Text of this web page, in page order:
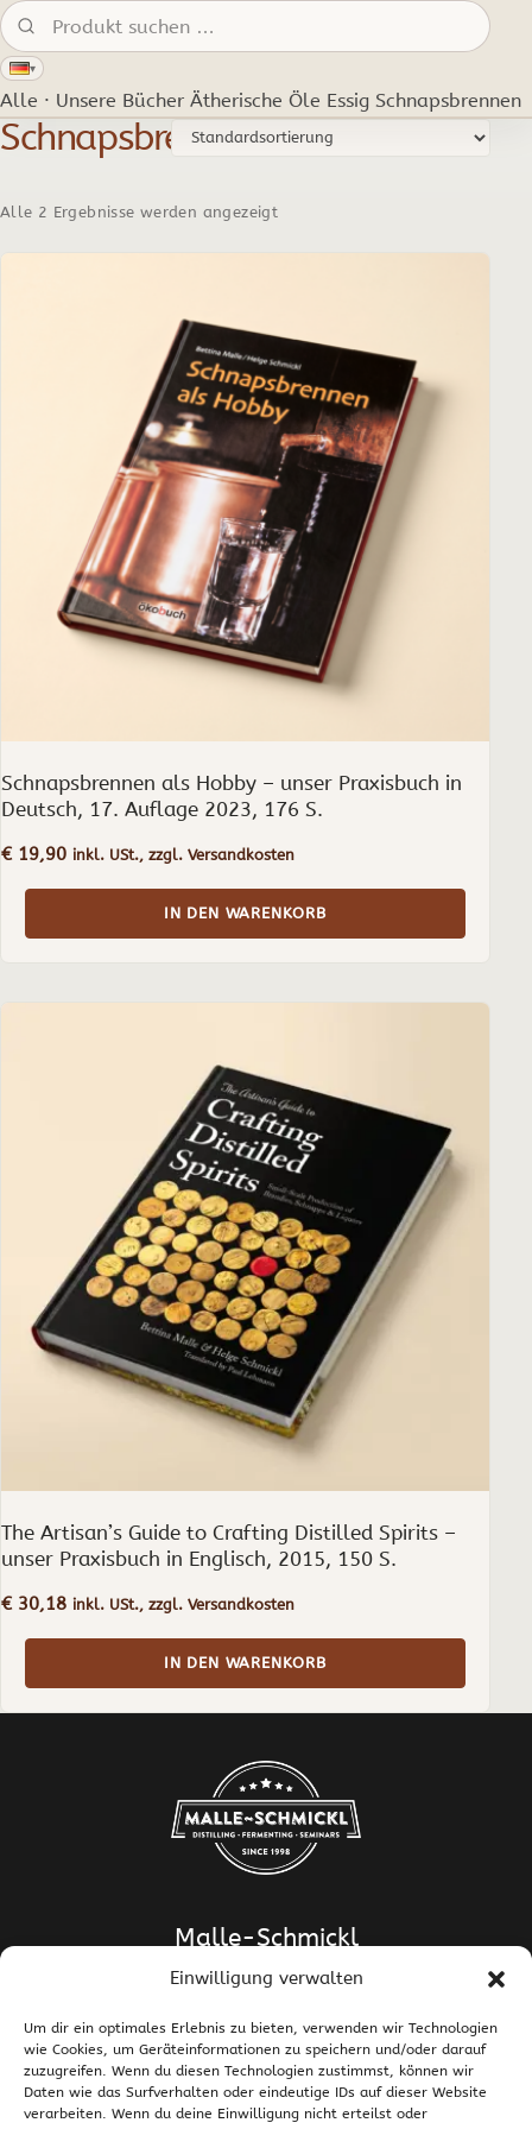
Einwilligung verwalten
Um dir ein optimales Erlebnis zu bieten, verwenden wir Technologien
wie Cookies, um Geräteinformationen zu speichern und/oder darauf
zuzugreifen. Wenn du diesen Technologien zustimmst, können wir
Daten wie das Surfverhalten oder eindeutige IDs auf dieser Website
verarbeiten. Wenn du deine Einwilligung nicht erteilst oder
Produkte suchen:
▾
Alle · Unsere Bücher Ätherische Öle Essig Schnapsbrennen
Schnapsbrennen
Alle 2 Ergebnisse werden angezeigt
Schnapsbrennen als Hobby – unser Praxisbuch in
Deutsch, 17. Auflage 2023, 176 S.
€ 19,90 inkl. USt., zzgl. Versandkosten
IN DEN WARENKORB
The Artisan’s Guide to Crafting Distilled Spirits –
unser Praxisbuch in Englisch, 2015, 150 S.
€30,18 inkl. USt., zzgl. Versandkosten
IN DEN WARENKORB
Malle-Schmickl
Dipl.-Ing. Dr. Helge Schmickl
Dipl.-Ing. Dr. Bettina Malle-Schmickl
Ehrentalerstrasse 39
9020 Klagenfurt am Wörthersee / Österreich
T +43 463 437786
Esupport@malle-schmickl.net